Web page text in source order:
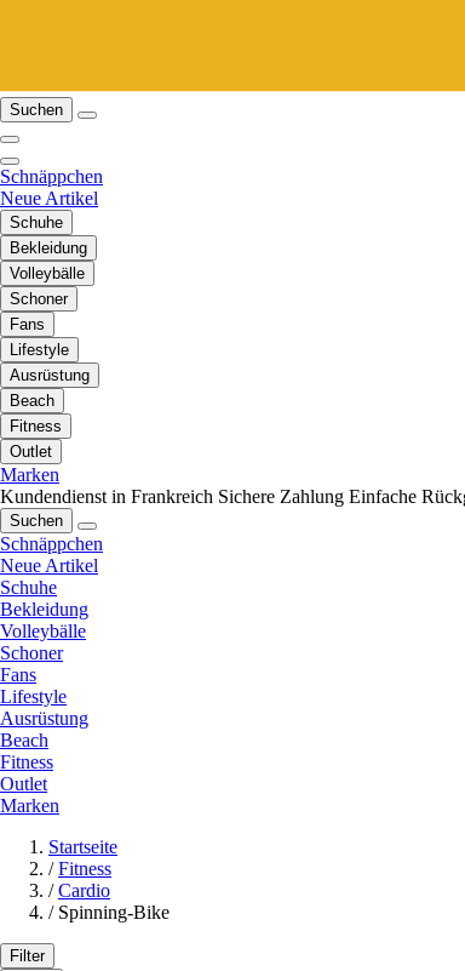
Suchen
Schnäppchen
Neue Artikel
Schuhe
Bekleidung
Volleybälle
Schoner
Fans
Lifestyle
Ausrüstung
Beach
Fitness
Outlet
Marken
Kundendienst in Frankreich Sichere Zahlung Einfache
Suchen
Schnäppchen
Neue Artikel
Schuhe
Bekleidung
Volleybälle
Schoner
Fans
Lifestyle
Ausrüstung
Beach
Fitness
Outlet
Marken
Startseite
/ Fitness
/ Cardio
/ Spinning-Bike
Filter